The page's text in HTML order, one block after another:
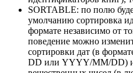
SORTABLE: по полю
умолчанию сортировка
формате независимо от
поведение можно
сортировки дат (в
DD или YYYY/MM/DD) и